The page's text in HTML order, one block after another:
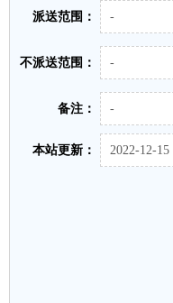
派送范围： -
不派送范围： -
备注： -
本站更新： 2022-12-15